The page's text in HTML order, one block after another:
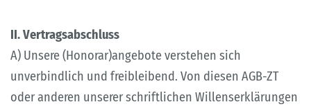
II. Vertragsabschluss
A) Unsere (Honorar)angebote verstehen sich
unverbindlich und freibleibend. Von diesen AGB-ZT
oder anderen unserer schriftlichen Willenserklärungen